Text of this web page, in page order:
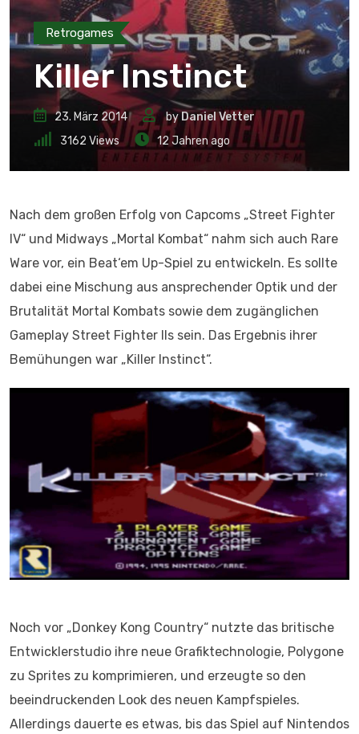
Retrogames
Killer Instinct
23. März 2014 byDaniel Vetter
3162 Views 12 Jahren ago
Nach dem großen Erfolg von Capcoms „Street Fighter
IV“ und Midways „Mortal Kombat“ nahm sich auch Rare
Ware vor, ein Beat‘em Up-Spiel zu entwickeln. Es sollte
dabei eine Mischung aus ansprechender Optik und der
Brutalität Mortal Kombats sowie dem zugänglichen
Gameplay Street Fighter IIs sein. Das Ergebnis ihrer
Bemühungen war „Killer Instinct“.
Noch vor „Donkey Kong Country“ nutzte das britische
Entwicklerstudio ihre neue Grafiktechnologie, Polygone
zu Sprites zu komprimieren, und erzeugte so den
beeindruckenden Look des neuen Kampfspieles.
Allerdings dauerte es etwas, bis das Spiel auf Nintendos